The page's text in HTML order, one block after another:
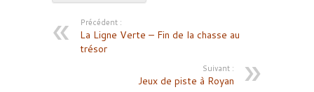
Précédent :
La Ligne Verte – Fin de la chasse au
trésor
Suivant :
Jeux de piste à Royan